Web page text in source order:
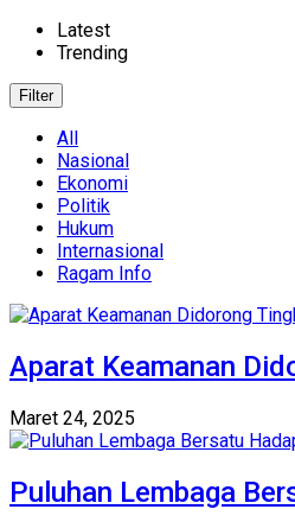
Latest
Trending
Filter
All
Nasional
Ekonomi
Politik
Hukum
Internasional
Ragam Info
Aparat Keamanan
Maret 24, 2025
Puluhan Lembaga